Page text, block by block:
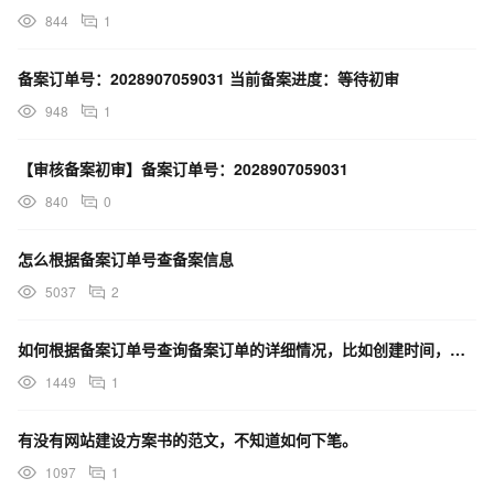
844 1
备案订单号：2028907059031 当前备案进度：等待初审
948 1
【审核备案初审】备案订单号：2028907059031
840 0
怎么根据备案订单号查备案信息
5037 2
如何根据备案订单号查询备案订单的详细情况，比如创建时间，域名，是谁备案的等等历史记录信息？
1449 1
有没有网站建设方案书的范文，不知道如何下笔。
1097 1